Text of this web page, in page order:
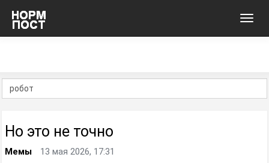
Но это не точно
Мемы 13 мая 2026, 17:31